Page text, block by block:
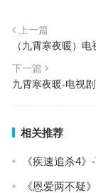
上一篇
（九霄寒夜暖）
下一篇
九霄寒夜暖-电视
相关推荐
《疾速追杀4
《恩爱两不疑